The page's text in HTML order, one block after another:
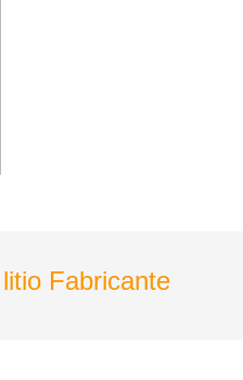
Fabricante